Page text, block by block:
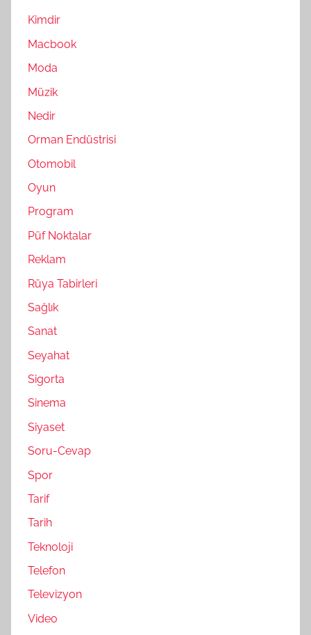
Kimdir
Macbook
Moda
Müzik
Nedir
Orman Endüstrisi
Otomobil
Oyun
Program
Püf Noktalar
Reklam
Rüya Tabirleri
Sağlık
Sanat
Seyahat
Sigorta
Sinema
Siyaset
Soru-Cevap
Spor
Tarif
Tarih
Teknoloji
Telefon
Televizyon
Video